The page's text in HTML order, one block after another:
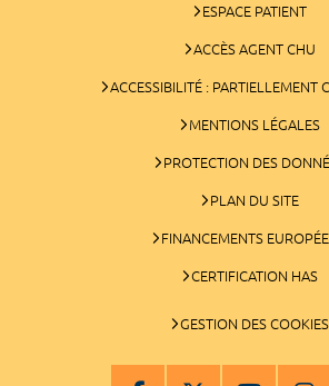
ESPACE PATIENT
ACCÈS AGENT CHU
ACCESSIBILITÉ : PARTIELLEMENT
MENTIONS LÉGALES
PROTECTION DES
PLAN DU SITE
FINANCEMENTS
CERTIFICATION HAS
GESTION DES COOKIES